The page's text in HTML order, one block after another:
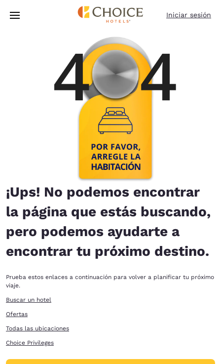
Pasar A Contenido Principal
Iniciar sesión
¡Ups! No podemos encontrar
la página que estás buscando,
pero podemos ayudarte a
encontrar tu próximo destino.
Prueba estos enlaces a continuación para volver a planificar tu próximo
viaje.
Buscar un hotel
Ofertas
Todas las ubicaciones
Choice Privileges